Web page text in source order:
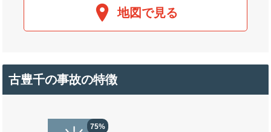
地図で見る
古豊千の事故の特徴
75%